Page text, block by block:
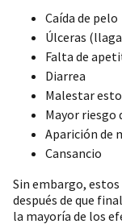
Caída de pelo
Úlceras
Falta de
Diarrea
Malestar
Mayor riesgo
Aparición de
Cansancio
Sin embargo,
después de que
la mayoría de los